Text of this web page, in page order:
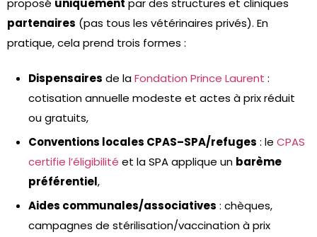
proposé uniquement par des structures et cliniques
partenaires (pas tous les vétérinaires privés). En
pratique, cela prend trois formes :
Dispensaires de laFondation Prince Laurent :
cotisation annuelle modeste et actes à prix réduit
ou gratuits,
Conventions locales CPAS–SPA/refuges : le CPAS
certifie l’éligibilité et la SPA applique un barème
préférentiel,
Aides communales/associatives : chèques,
campagnes de stérilisation/vaccination à prix